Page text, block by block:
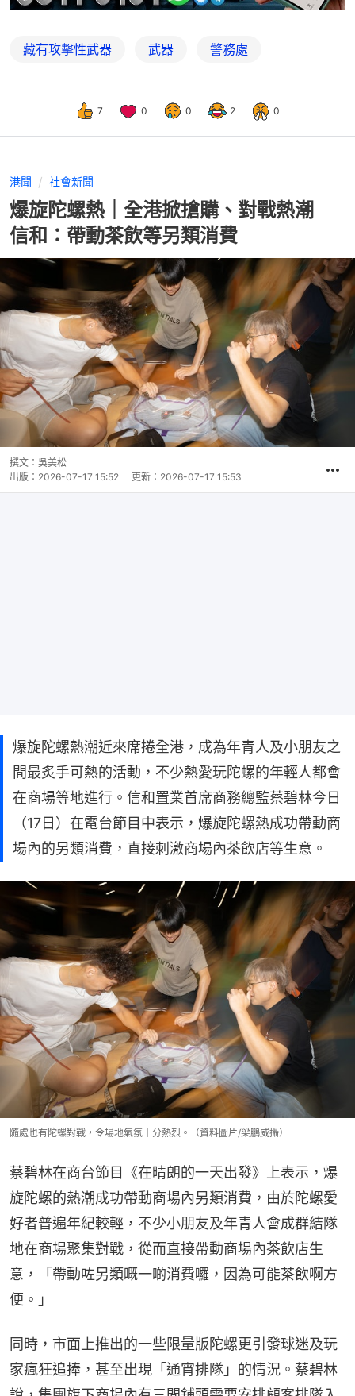
藏有攻擊性武器 武器 警務處
7 0 0 2 0
港聞 社會新聞
爆旋陀螺熱｜全港掀搶購、對戰熱潮
信和：帶動茶飲等另類消費
撰文： 吳美松
出版： 2026-07-17 15:52 更新： 2026-07-17 15:53
爆旋陀螺熱潮近來席捲全港，成為年青人及小朋友之
間最炙手可熱的活動，不少熱愛玩陀螺的年輕人都會
在商場等地進行。信和置業首席商務總監蔡碧林今日
（17日）在電台節目中表示，爆旋陀螺熱成功帶動商
場內的另類消費，直接刺激商場內茶飲店等生意。
隨處也有陀螺對戰，令場地氣氛十分熱烈。（資料圖片/梁鵬威攝）
蔡碧林在商台節目《在晴朗的一天出發》上表示，爆
旋陀螺的熱潮成功帶動商場內另類消費，由於陀螺愛
好者普遍年紀較輕，不少小朋友及年青人會成群結隊
地在商場聚集對戰，從而直接帶動商場內茶飲店生
意，「帶動咗另類嘅一啲消費囉，因為可能茶飲啊方
便。」
同時，市面上推出的一些限量版陀螺更引發球迷及玩
家瘋狂追捧，甚至出現「通宵排隊」的情況。蔡碧林